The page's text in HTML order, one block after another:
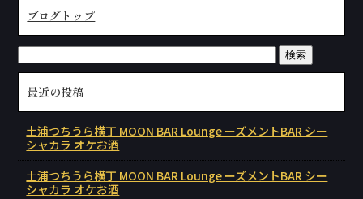
ブログトップ
最近の投稿
土浦つちうら横丁 MOON BAR Lounge ーズメントBAR シー
シャカラ オケお酒
土浦つちうら横丁 MOON BAR Lounge ーズメントBAR シー
シャカラ オケお酒